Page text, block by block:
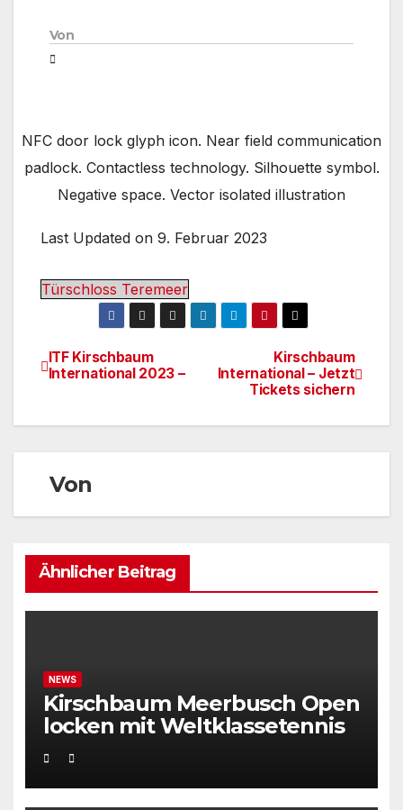
Von
NFC door lock glyph icon. Near field communication
padlock. Contactless technology. Silhouette symbol.
Negative space. Vector isolated illustration
Last Updated on 9. Februar 2023
Türschloss Teremeer
BeitragsnavigationKirschbaum
International – Jetzt
Tickets sichern
ITF Kirschbaum
International 2023 –
Von
Ähnlicher Beitrag
NEWS
Kirschbaum Meerbusch Open
locken mit Weltklassetennis